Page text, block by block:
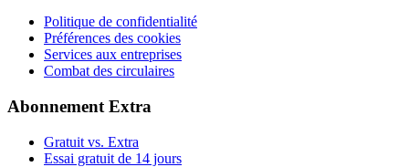
Politique de confidentialité
Préférences des cookies
Services aux entreprises
Combat des circulaires
Abonnement Extra
Gratuit vs. Extra
Essai gratuit de 14 jours